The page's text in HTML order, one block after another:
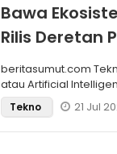
Bawa
Rilis Deretan
beritasumut.com
atau Artificial
Tekno 21 Jul